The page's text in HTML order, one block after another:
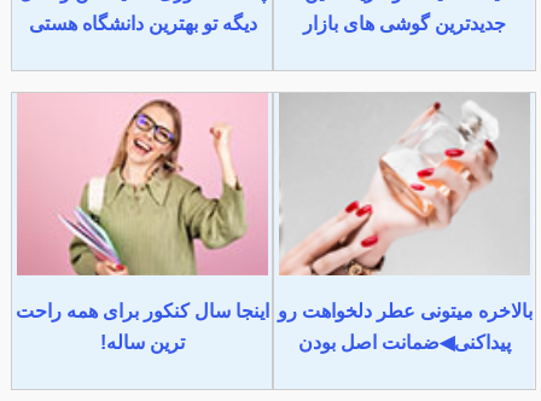
جدیدترین گوشی های بازار
دیگه تو بهترین دانشگاه هستی
بالاخره میتونی عطر دلخواهت رو
پیداکنی◀ضمانت اصل بودن
اینجا سال کنکور برای همه راحت
ترین ساله!